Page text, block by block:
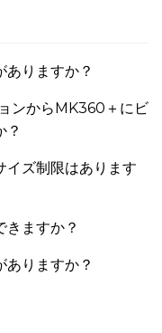
りますか？
ンからMK360＋にビ
？
イズ制限はあります
きますか？
ありますか？